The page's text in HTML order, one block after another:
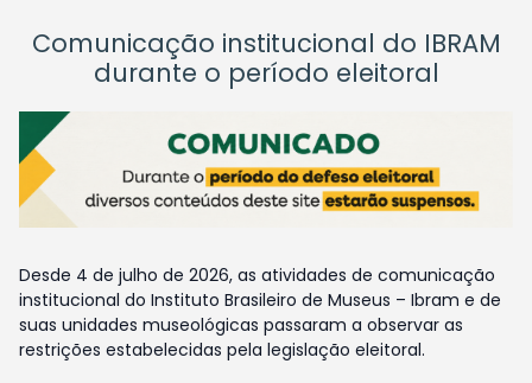
Comunicação institucional do IBRAM
durante o período eleitoral
Desde 4 de julho de 2026, as atividades de comunicação
institucional do Instituto Brasileiro de Museus – Ibram e de
suas unidades museológicas passaram a observar as
restrições estabelecidas pela legislação eleitoral.